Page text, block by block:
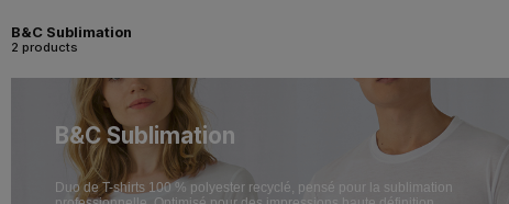
B&C Sublimation
2 products
B&C Sublimation
Duo de T-shirts 100 % polyester recyclé, pensé pour la sublimation